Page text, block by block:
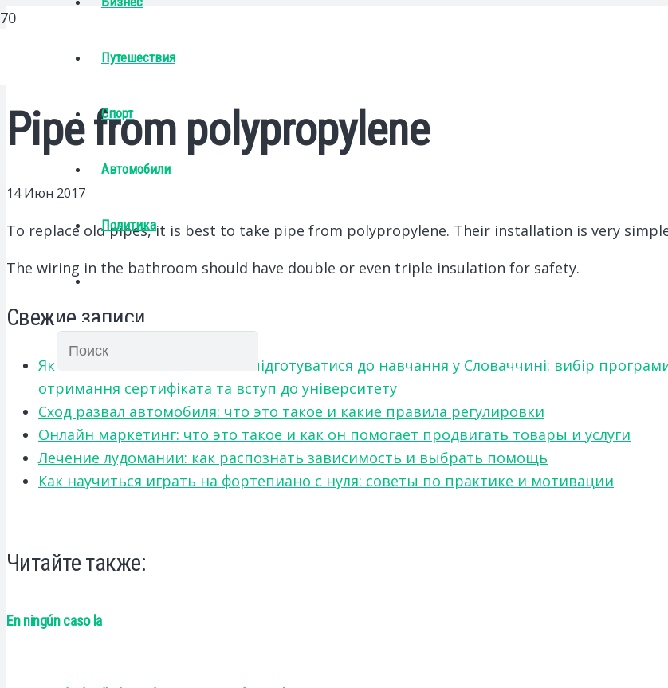
Путешествия
Спорт
Автомобили
Политика
Pipe from polypropylene
14 Июн 2017
To replace old pipes, it is best to take pipe from polypropylene. Their installation is very
The wiring in the bathroom should have double or even triple insulation for safety.
Свежие записи
Як українським абітурієнтам підготуватися до навчання у Словаччині: вибір
отримання сертифіката та вступ до університету
Сход развал автомобиля: что это такое и какие правила регулировки
Онлайн маркетинг: что это такое и как он помогает продвигать товары и услуги
Лечение лудомании: как распознать зависимость и выбрать помощь
Как научиться играть на фортепиано с нуля: советы по практике и мотивации
Читайте также:
En ningún caso la